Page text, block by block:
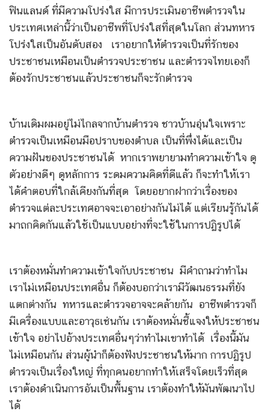
ฟินแลนด์ ที่มีความโปร่งใส มีการประเมินอาชีพตำรวจใน
ประเทศเหล่านี้ว่าเป็นอาชีพที่โปร่งใสที่สุดในโลก ส่วนทหาร
โปร่งใสเป็นอันดับสอง เราอยากให้ตำรวจเป็นที่รักของ
ประชาชนเหมือนเป็นตำรวจประชาชน และตำรวจไทยเองก็
ต้องรักประชาชนแล้วประชาชนก็จะรักตำรวจ
บ้านเดิมผมอยู่ไม่ไกลจากบ้านตำรวจ ชาวบ้านอุ่นใจเพราะ
ตำรวจเป็นเหมือนมือปราบของตำบล เป็นที่พึ่งได้และเป็น
ความฝันของประชาชนได้ หากเราพยายามทำความเข้าใจ ดู
ตัวอย่างดีๆ ดูหลักการ ระดมความคิดที่ดีแล้ว ก็จะทำให้เรา
ได้คำตอบที่ใกล้เคียงกันที่สุด โดยอยากฝากว่าเรื่องของ
ตำรวจแต่ละประเทศอาจจะเอาอย่างกันไม่ได้ แต่เรียนรู้กันได้
มาถกคิดกันแล้วใช้เป็นแบบอย่างที่จะใช้ในการปฏิรูปได้
เราต้องหมั่นทำความเข้าใจกับประชาชน มีคำถามว่าทำไม
เราไม่เหมือนประเทศอื่น ก็ต้องบอกว่าเรามีวัฒนธรรมที่ยัง
แตกต่างกัน ทหารและตำรวจอาจจะคล้ายกัน อาชีพตำรวจก็
มีเครื่องแบบและอาวุธเช่นกัน เราต้องหมั่นชี้แจงให้ประชาชน
เข้าใจ อย่าไปอ้างประเทศอื่นๆว่าทำไมเขาทำได้ เรื่องนี้มัน
ไม่เหมือนกัน ส่วนผู้นำก็ต้องฟังประชาชนให้มาก การปฏิรูป
ตำรวจเป็นเรื่องใหญ่ ที่ทุกคนอยากทำให้เสร็จโดยเร็วที่สุด
เราต้องดำเนินการอันเป็นพื้นฐาน เราต้องทำให้มันพัฒนาไป
ได้